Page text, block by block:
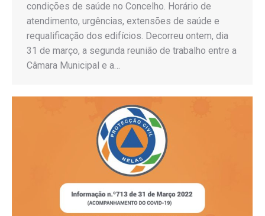
condições de saúde no Concelho. Horário de
atendimento, urgências, extensões de saúde e
requalificação dos edifícios. Decorreu ontem, dia
31 de março, a segunda reunião de trabalho entre a
Câmara Municipal e a…